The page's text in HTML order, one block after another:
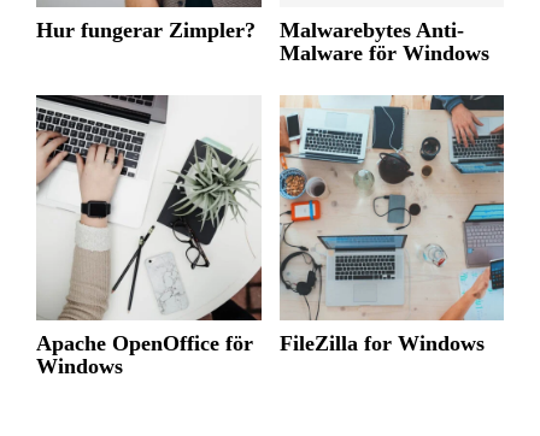
Hur fungerar Zimpler?
Malwarebytes Anti-
Malware för Windows
Apache OpenOffice för
Windows
FileZilla for Windows